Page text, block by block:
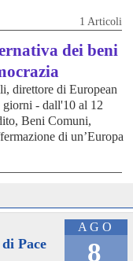
1 Articoli
dei beni
direttore di European
- dall'10 al 12
Beni Comuni,
di un’Europa
AGO
8
Pace